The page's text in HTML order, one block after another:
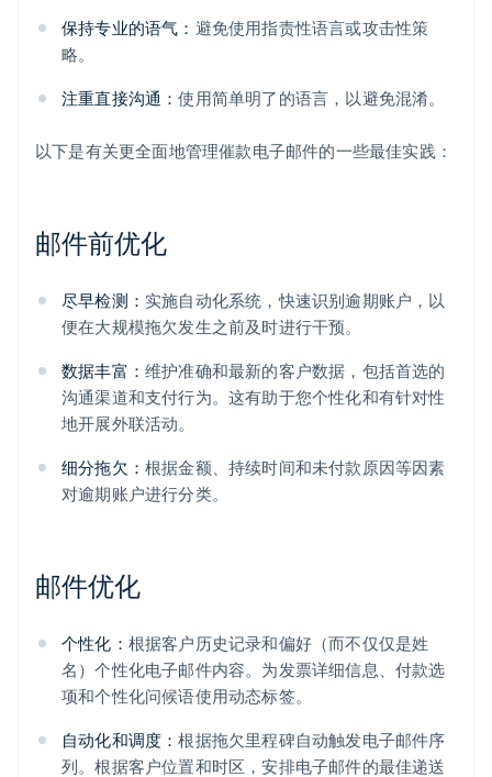
保持专业的语气： 避免使用指责性语言或攻击性策
略。
注重直接沟通：使用简单明了的语言，以避免混淆。
以下是有关更全面地管理催款电子邮件的一些最佳实践：
邮件前优化
尽早检测： 实施自动化系统，快速识别逾期账户，以
便在大规模拖欠发生之前及时进行干预。
数据丰富： 维护准确和最新的客户数据，包括首选的
沟通渠道和支付行为。这有助于您个性化和有针对性
地开展外联活动。
细分拖欠： 根据金额、持续时间和未付款原因等因素
对逾期账户进行分类。
邮件优化
个性化： 根据客户历史记录和偏好（而不仅仅是姓
名）个性化电子邮件内容。为发票详细信息、付款选
项和个性化问候语使用动态标签。
自动化和调度：根据拖欠里程碑自动触发电子邮件序
列。根据客户位置和时区，安排电子邮件的最佳递送